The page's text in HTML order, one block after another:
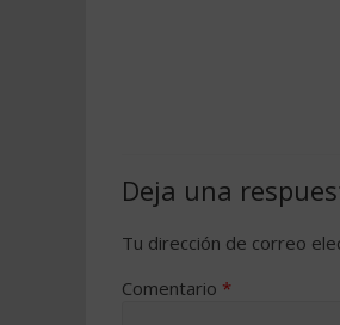
Deja una
Tu dirección de correo
Comentario *